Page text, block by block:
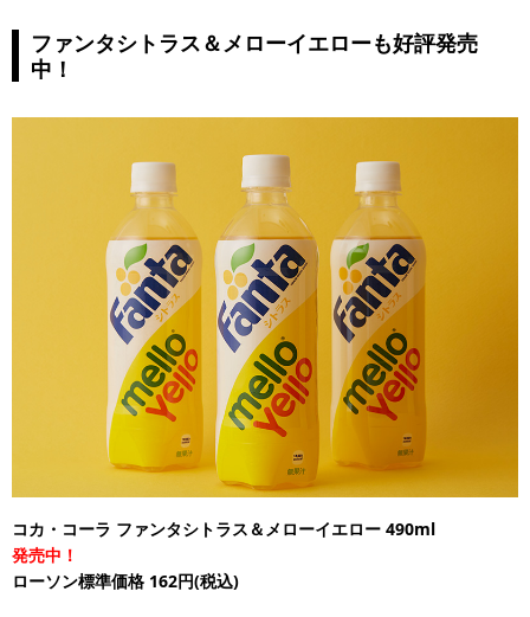
ファンタシトラス＆メローイエローも好評発売
中！
コカ・コーラ ファンタシトラス＆メローイエロー 490ml
発売中！
ローソン標準価格 162円(税込)